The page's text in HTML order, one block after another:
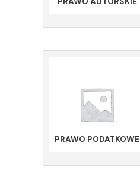
PRAWO PODATKOWE